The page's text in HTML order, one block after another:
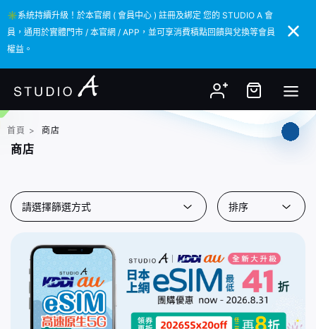
✳️系統持續升級！於本官網 ( 會員中心 ) 註冊及綁定 您的 STUDIO A 會
員，通用於實體門市 / 本官網 / APP，並可享消費積點回饋與兌換等會員
權益。
✳️系統持續升級！於本官網 ( 會員中心 ) 註冊及綁定 您的 STUDIO A 會
員，通用於實體門市 / 本官網 / APP，並可享消費積點回饋與兌換等會員
權益。
首頁 > 商店
商店
請選擇篩選方式 排序